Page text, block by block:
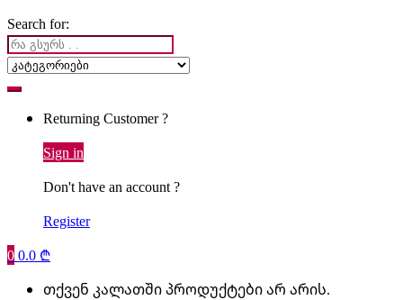
Search for:
Returning Customer ?
Sign in
Don't have an account ?
Register
00.0 ₾
თქვენ კალათში პროდუქტები არ არის.